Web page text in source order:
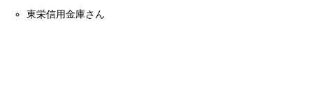
東栄信用金庫さん